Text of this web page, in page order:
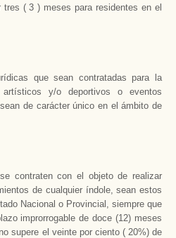
tres ( 3 ) meses para residentes en el
que sean contratadas para la
artísticos y/o deportivos o eventos
de carácter único en el ámbito de
contraten con el objeto de realizar
de cualquier índole, sean estos
Nacional o Provincial, siempre que
improrrogable de doce (12) meses
supere el veinte por ciento ( 20%) de